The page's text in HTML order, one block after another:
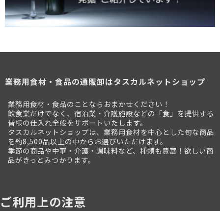
業務用食材・食品の通販卸はタスカルネットショップ
業務用食材・食品のことならおまかせください！
飲食業だけでなく、宿泊業・介護施設などの「食」を提供する
皆様の仕入れ全般をサポートいたします。
タスカルネットショップは、業務用食材を中心とした旬な商品
を約8,500品以上の中からお選びいただけます。
季節の商品や中華・介護・調味料など、種類も豊富！欲しい商
品がきっとみつかります。
ご利用上の注意